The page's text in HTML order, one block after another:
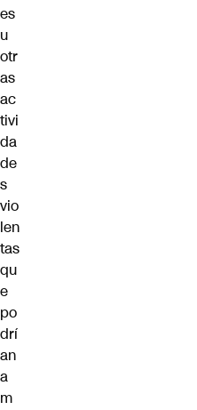
es
u
otr
as
ac
tivi
da
de
s
vio
len
tas
qu
e
po
drí
an
a
m